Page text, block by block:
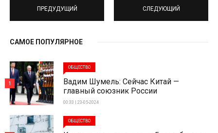
ПРЕДУДУЩИЙ СЛЕДУЮЩИЙ
САМОЕ ПОПУЛЯРНОЕ
ОБЩЕСТВО
Вадим Шумель: Сейчас Китай —
главный союзник России
00:33 | 23-05-2024
1
ОБЩЕСТВО